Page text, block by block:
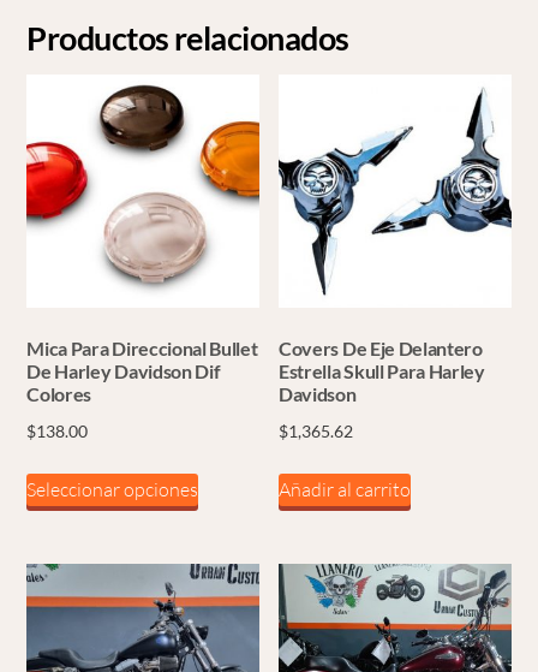
Productos relacionados
Mica Para Direccional Bullet
De Harley Davidson Dif
Colores
$138.00
Seleccionar opciones
Este
producto
múltiples
variantes.
Las
opciones
Covers De Eje Delantero
Estrella Skull Para Harley
Davidson
$1,365.62
Añadir al carrito